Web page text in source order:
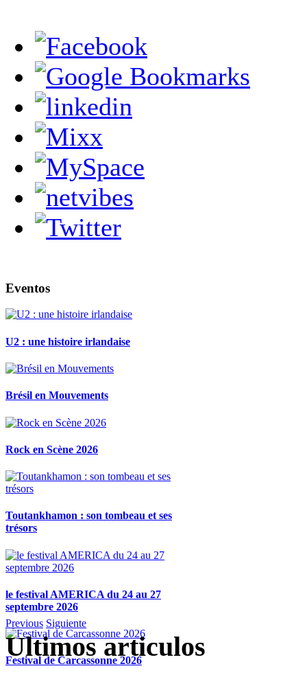
Eventos
U2 : une histoire irlandaise
Brésil en Mouvements
Rock en Scène 2026
Toutankhamon : son tombeau et ses
trésors
le festival AMERICA du 24 au 27
septembre 2026
Festival de Carcassonne 2026
Previous Siguiente
Ultimos articulos